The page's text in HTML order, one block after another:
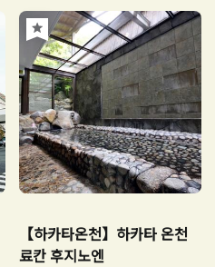
【하카타온천】하카타 온천
료칸 후지노엔